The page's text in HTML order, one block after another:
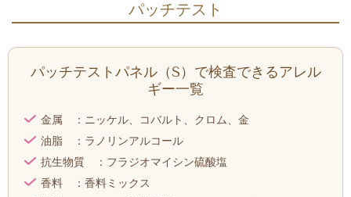
パッチテスト
パッチテストパネル（S）で検査できるアレル
ギー一覧
金属 ：ニッケル、コバルト、クロム、金
油脂 ：ラノリンアルコール
抗生物質 ：フラジオマイシン硫酸塩
香料 ：香料ミックス